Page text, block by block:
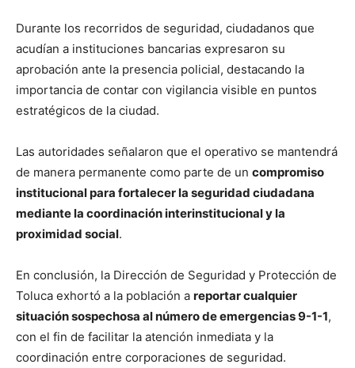
Durante los recorridos de seguridad, ciudadanos que
acudían a instituciones bancarias expresaron su
aprobación ante la presencia policial, destacando la
importancia de contar con vigilancia visible en puntos
estratégicos de la ciudad.
Las autoridades señalaron que el operativo se mantendrá
de manera permanente como parte de un compromiso
institucional para fortalecer la seguridad ciudadana
mediante la coordinación interinstitucional y la
proximidad social.
En conclusión, la Dirección de Seguridad y Protección de
Toluca exhortó a la población a reportar cualquier
situación sospechosa al número de emergencias 9-1-1,
con el fin de facilitar la atención inmediata y la
coordinación entre corporaciones de seguridad.